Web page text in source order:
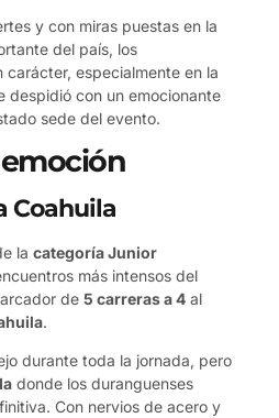
y con miras puestas en la
del país, los
carácter, especialmente en la
despidió con un emocionante
sede del evento.
Coahuila
la categoría Junior
más intensos del
de 5 carreras a 4 al
.
durante toda la jornada, pero
donde los duranguenses
Con nervios de acero y